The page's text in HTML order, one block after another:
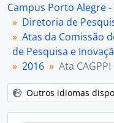
Campus Porto Alegre -
Diretoria de
Atas da Comissão
de Pesquisa e
2016
Ata
Outros idiomas